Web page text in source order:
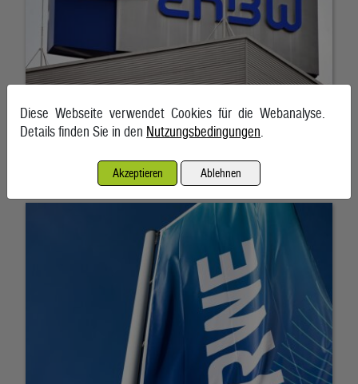
RWE gibt Milliarden-Pachtverträge für US-Windparks zurück
7. August 2026, Frankfurt am Main/Essen
Diese Webseite verwendet Cookies für die Webanalyse.
Details finden Sie in den Nutzungsbedingungen
Akzeptieren Ablehnen